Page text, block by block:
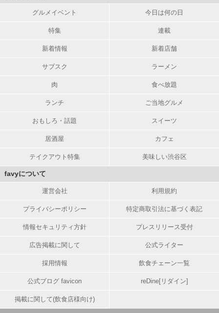
グルメイベント 今日は何の日
特集 連載
新着情報 新着店舗
サブスク ラーメン
肉 食べ放題
ランチ ご当地グルメ
おもしろ・話題 スイーツ
居酒屋 カフェ
テイクアウト特集 美味しい渋谷区
favyについて
運営会社 利用規約
プライバシーポリシー 特定商取引法に基づく表記
情報セキュリティ方針 プレスリリース受付
広告掲載に関して 公式ライター
採用情報 飲食チェーン一覧
公式ブログ favicon reDine[リダイン]
掲載に関して(飲食店様向け)